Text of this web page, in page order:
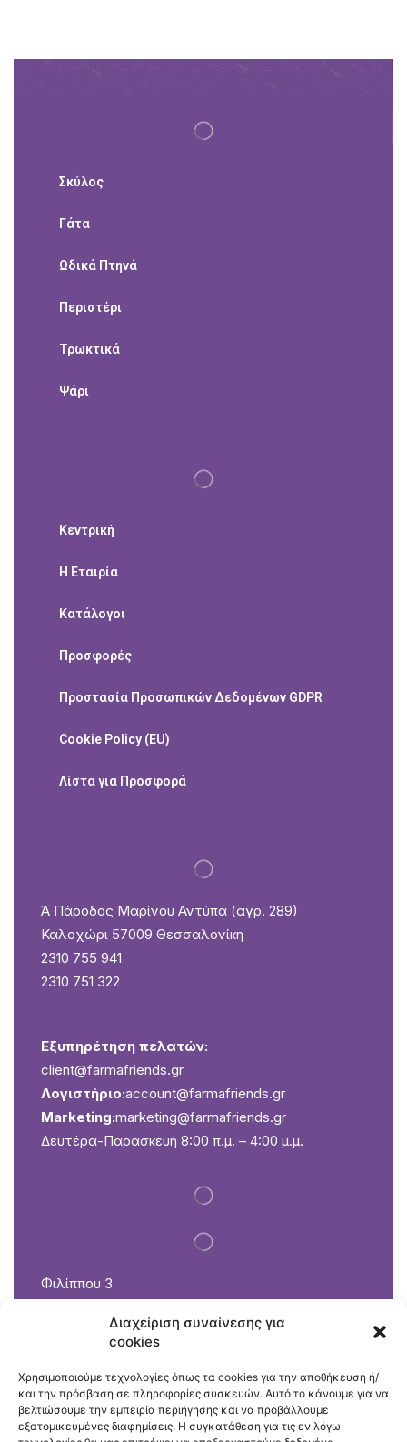
Διαχείριση συναίνεσης για
cookies
Χρησιμοποιούμε τεχνολογίες όπως τα cookies για την αποθήκευση ή/
και την πρόσβαση σε πληροφορίες συσκευών. Αυτό το κάνουμε για να
βελτιώσουμε την εμπειρία περιήγησης και να προβάλλουμε
εξατομικευμένες διαφημίσεις. Η συγκατάθεση για τις εν λόγω
Σκύλος
Γάτα
Ωδικά Πτηνά
Περιστέρι
Τρωκτικά
Ψάρι
Κεντρική
Η Εταιρία
Κατάλογοι
Προσφορές
Προστασία Προσωπικών Δεδομένων GDPR
Cookie Policy (EU)
Λίστα για Προσφορά
Ά Πάροδος Μαρίνου Αντύπα (αγρ. 289)
Καλοχώρι 57009 Θεσσαλονίκη
2310 755 941
2310 751 322
Εξυπηρέτηση πελατών:
client@farmafriends.gr
Λογιστήριο:account@farmafriends.gr
Marketing:marketing@farmafriends.gr
Δευτέρα-Παρασκευή 8:00 π.μ. – 4:00 μ.μ.
Φιλίππου 3
2310 751 072
Δευτέρα-Παρασκευή 8:00 π.μ. – 5:30 μ.μ.
Σάββατο 8:00 π.μ. – 3:00 μ.μ.